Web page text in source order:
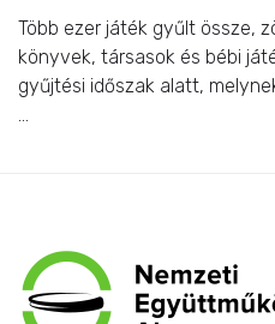
Több ezer játék gyűlt össze,
könyvek, társasok és bébi
gyűjtési időszak alatt,
...